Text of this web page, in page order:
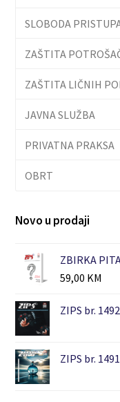
SLOBODA
ZAŠTITA
ZAŠTITA LIČNIH
JAVNA SLUŽBA
PRIVATNA PRAKSA
OBRT
Novo u prodaji
ZBIRKA
59,00 KM
ZIPS br. 1492
ZIPS br. 1491